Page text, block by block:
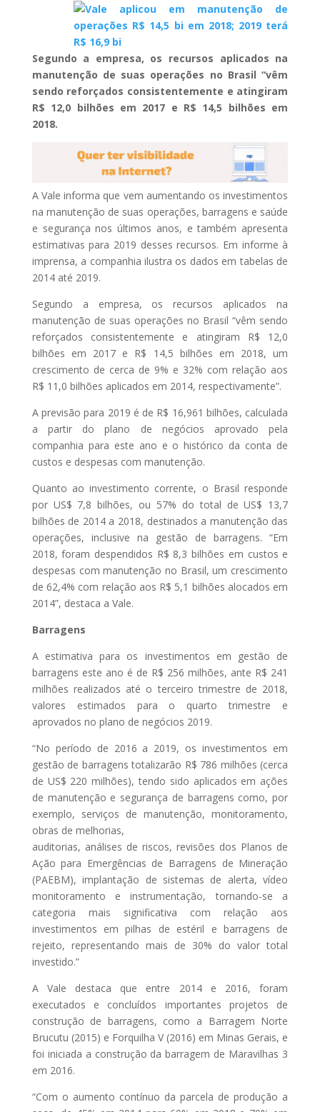
Segundo a empresa, os recursos aplicados na
manutenção de suas operações no Brasil “vêm
sendo reforçados consistentemente e atingiram
R$ 12,0 bilhões em 2017 e R$ 14,5 bilhões em
2018.
A Vale informa que vem aumentando os investimentos
na manutenção de suas operações, barragens e saúde
e segurança nos últimos anos, e também apresenta
estimativas para 2019 desses recursos. Em informe à
imprensa, a companhia ilustra os dados em tabelas de
2014 até 2019.
Segundo a empresa, os recursos aplicados na
manutenção de suas operações no Brasil “vêm sendo
reforçados consistentemente e atingiram R$ 12,0
bilhões em 2017 e R$ 14,5 bilhões em 2018, um
crescimento de cerca de 9% e 32% com relação aos
R$ 11,0 bilhões aplicados em 2014, respectivamente”.
A previsão para 2019 é de R$ 16,961 bilhões, calculada
a partir do plano de negócios aprovado pela
companhia para este ano e o histórico da conta de
custos e despesas com manutenção.
Quanto ao investimento corrente, o Brasil responde
por US$ 7,8 bilhões, ou 57% do total de US$ 13,7
bilhões de 2014 a 2018, destinados a manutenção das
operações, inclusive na gestão de barragens. “Em
2018, foram despendidos R$ 8,3 bilhões em custos e
despesas com manutenção no Brasil, um crescimento
de 62,4% com relação aos R$ 5,1 bilhões alocados em
2014”, destaca a Vale.
Barragens
A estimativa para os investimentos em gestão de
barragens este ano é de R$ 256 milhões, ante R$ 241
milhões realizados até o terceiro trimestre de 2018,
valores estimados para o quarto trimestre e
aprovados no plano de negócios 2019.
“No período de 2016 a 2019, os investimentos em
gestão de barragens totalizarão R$ 786 milhões (cerca
de US$ 220 milhões), tendo sido aplicados em ações
de manutenção e segurança de barragens como, por
exemplo, serviços de manutenção, monitoramento,
obras de melhorias,
auditorias, análises de riscos, revisões dos Planos de
Ação para Emergências de Barragens de Mineração
(PAEBM), implantação de sistemas de alerta, vídeo
monitoramento e instrumentação, tornando-se a
categoria mais significativa com relação aos
investimentos em pilhas de estéril e barragens de
rejeito, representando mais de 30% do valor total
investido.”
A Vale destaca que entre 2014 e 2016, foram
executados e concluídos importantes projetos de
construção de barragens, como a Barragem Norte
Brucutu (2015) e Forquilha V (2016) em Minas Gerais, e
foi iniciada a construção da barragem de Maravilhas 3
em 2016.
“Com o aumento contínuo da parcela de produção a